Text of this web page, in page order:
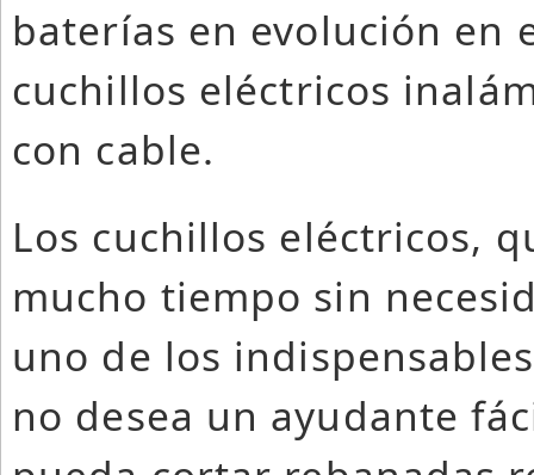
baterías en evolución en
cuchillos eléctricos
con cable.
Los cuchillos eléctricos,
mucho tiempo sin
uno de los
no desea un ayudante